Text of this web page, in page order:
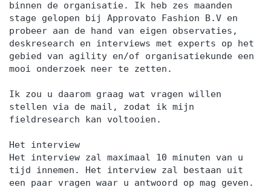
binnen de organisatie. Ik heb zes maanden
stage gelopen bij Approvato Fashion B.V en
probeer aan de hand van eigen observaties,
deskresearch en interviews met experts op het
gebied van agility en/of organisatiekunde een
mooi onderzoek neer te zetten.
Ik zou u daarom graag wat vragen willen
stellen via de mail, zodat ik mijn
fieldresearch kan voltooien.
Het interview
Het interview zal maximaal 10 minuten van u
tijd innemen. Het interview zal bestaan uit
een paar vragen waar u antwoord op mag geven.